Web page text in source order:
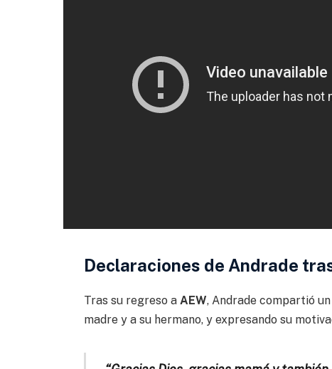
Declaraciones de Andrade
Tras su regreso a AEW, Andrade compartió
madre y a su hermano, y expresando su